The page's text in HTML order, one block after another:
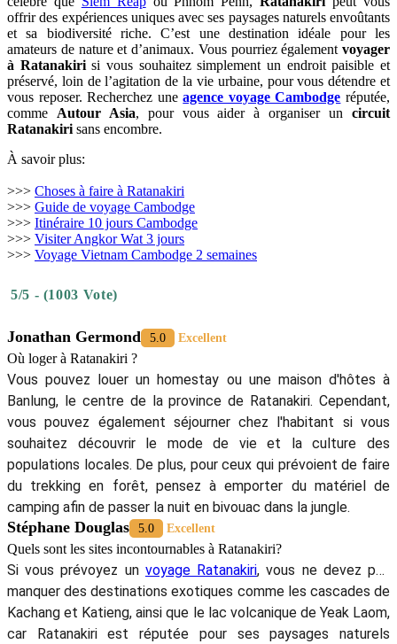
offrir des expériences uniques avec ses paysages naturels envoûtants
et sa biodiversité riche. C’est une destination idéale pour les
amateurs de nature et d’animaux. Vous pourriez également voyager
à Ratanakirisi vous souhaitez simplement un endroit paisible et
préservé, loin de l’agitation de la vie urbaine, pour vous détendre et
vous reposer. Recherchez uneagence voyage Cambodge réputée,
comme Autour Asia, pour vous aider à organiser uncircuit
Ratanakiri sans encombre.
À savoir plus:
>>> Choses à faire à Ratanakiri
>>> Guide de voyage Cambodge
>>> Itinéraire 10 jours Cambodge
>>> Visiter Angkor Wat 3 jours
>>> Voyage Vietnam Cambodge 2 semaines
5/5 - (1003 Vote)
Jonathan Germond 5.0 Excellent
Où loger à Ratanakiri ?
Vous pouvez louer un homestay ou une maison d'hôtes à
Banlung, le centre de la province de Ratanakiri. Cependant,
vous pouvez également séjourner chez l'habitant si vous
souhaitez découvrir le mode de vie et la culture des
populations locales. De plus, pour ceux qui prévoient de faire
du trekking en forêt, pensez à emporter du matériel de
camping afin de passer la nuit en bivouac dans la jungle.
Stéphane Douglas 5.0 Excellent
Quels sont les sites incontournables à Ratanakiri?
Si vous prévoyez un voyage Ratanakiri, vous ne devez pas
manquer des destinations exotiques comme les cascades de
Kachang et Katieng, ainsi que le lac volcanique de Yeak Laom,
car Ratanakiri est réputée pour ses paysages naturels